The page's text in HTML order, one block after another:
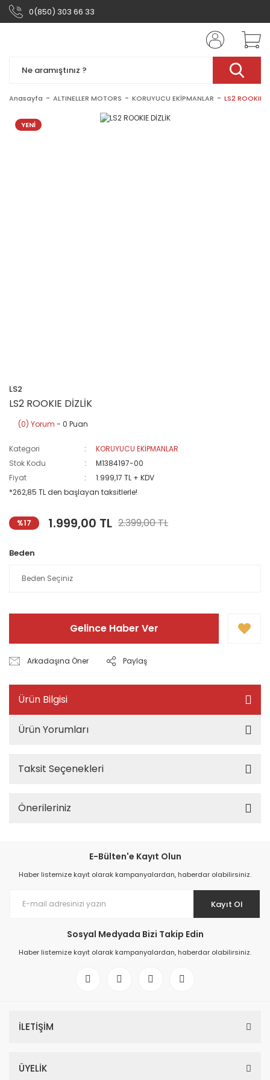
0(850) 303 66 33
Anasayfa ALTINELLER MOTORS KORUYUCU EKİPMANLAR LS2 ROOKIE
YENİ
LS2
LS2 ROOKIE DİZLİK
(0) Yorum - 0 Puan
Kategori
KORUYUCU EKİPMANLAR
Stok Kodu
M1384197-00
Fiyat
1.999,17 TL + KDV
*262,85 TL den başlayan taksitlerle!
%17 1.999,00 TL 2.399,00 TL
Beden
Gelince Haber Ver
Arkadaşına Öner Paylaş
Ürün Bilgisi
Ürün Yorumları
Taksit Seçenekleri
Önerileriniz
E-Bülten'e Kayıt Olun
Haber listemize kayıt olarak kampanyalardan, haberdar olabilirsiniz.
Kayıt Ol
Sosyal Medyada Bizi Takip Edin
Haber listemize kayıt olarak kampanyalardan, haberdar olabilirsiniz.
İLETİŞİM
ÜYELİK